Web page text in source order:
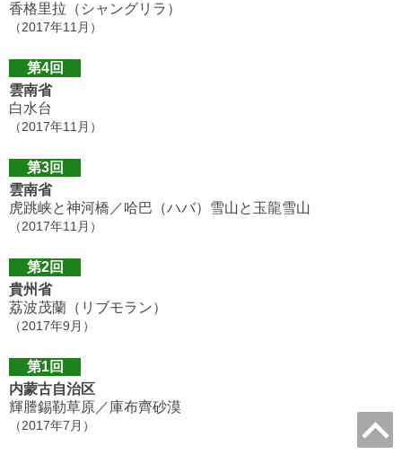
香格里拉（シャングリラ）
（2017年11月）
第4回
雲南省
白水台
（2017年11月）
第3回
雲南省
虎跳峡と神河橋／哈巴（ハバ）雪山と玉龍雪山
（2017年11月）
第2回
貴州省
荔波茂蘭（リブモラン）
（2017年9月）
第1回
内蒙古自治区
輝謄錫勒草原／庫布齊砂漠
（2017年7月）